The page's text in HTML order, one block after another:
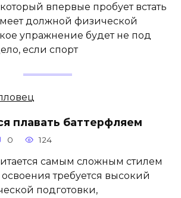
впервые пробует встать
должной физической
упражнение будет не под
если спорт
плавать баттерфляем
0 124
самым сложным стилем
требуется высокий
подготовки,